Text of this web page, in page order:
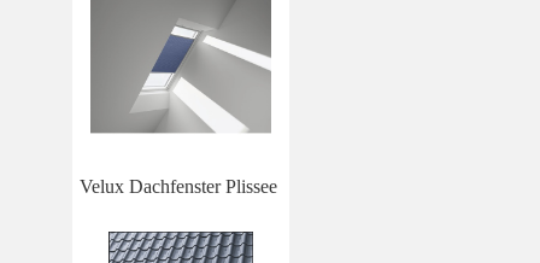
Velux Dachfenster Plissee